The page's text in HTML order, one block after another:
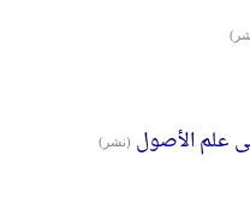
علم الأصول (نشر)